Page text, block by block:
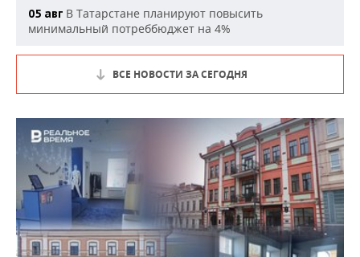
05 авг В Татарстане планируют повысить
минимальный потреббюджет на 4%
ВСЕ НОВОСТИ ЗА СЕГОДНЯ